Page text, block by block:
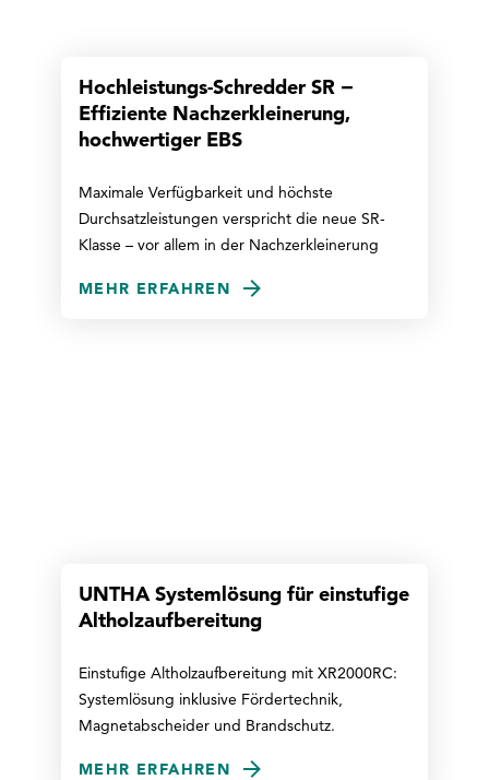
Hochleistungs-Schredder SR −
Effiziente Nachzerkleinerung,
hochwertiger EBS
Maximale Verfügbarkeit und höchste
Durchsatzleistungen verspricht die neue SR-
Klasse – vor allem in der Nachzerkleinerung
MEHR ERFAHREN
UNTHA Systemlösung für einstufige
Altholzaufbereitung
Einstufige Altholzaufbereitung mit XR2000RC:
Systemlösung inklusive Fördertechnik,
Magnetabscheider und Brandschutz.
MEHR ERFAHREN